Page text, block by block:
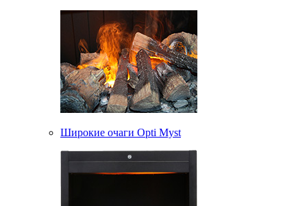
Широкие очаги Opti Myst